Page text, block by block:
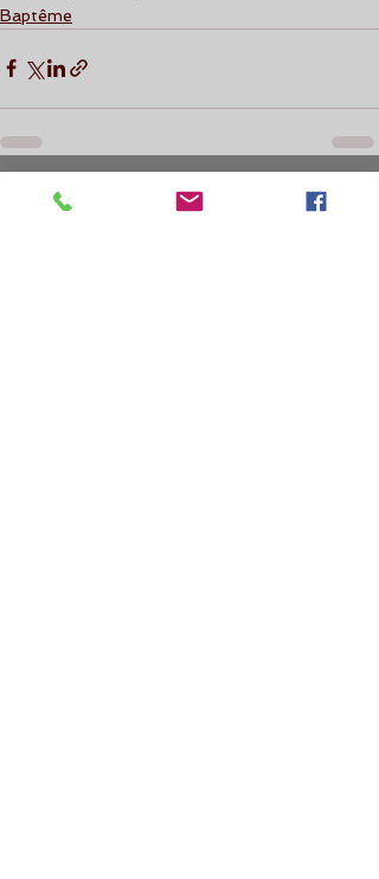
Baptême
Posts récents Voir tout